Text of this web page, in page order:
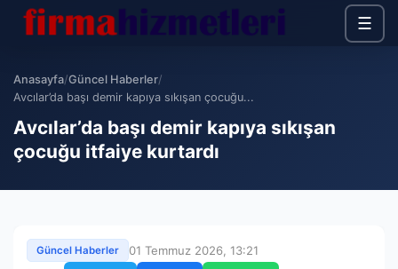
☰
Anasayfa/Güncel Haberler/
Avcılar’da başı demir kapıya sıkışan çocuğu...
Avcılar’da başı demir kapıya sıkışan
çocuğu itfaiye kurtardı
Güncel Haberler
01 Temmuz 2026, 13:21